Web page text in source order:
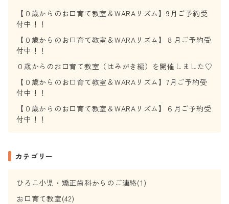
【０歳からのお口育て教室＆WARAリズム】9月ご予約受
付中！！
【０歳からのお口育て教室＆WARAリズム】８月ご予約受
付中！！
０歳からのお口育て教室（はみがき編）を開催しました♡
【０歳からのお口育て教室＆WARAリズム】7月ご予約受
付中！！
【０歳からのお口育て教室＆WARAリズム】６月ご予約受
付中！！
カテゴリー
ひろこ小児・矯正歯科からのご連絡(1)
お口育て教室(42)